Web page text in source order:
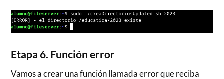
Etapa 6. Función error
Vamos a crear una función llamada error que reciba